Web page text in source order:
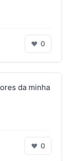
❤ 0
da minha
❤ 0